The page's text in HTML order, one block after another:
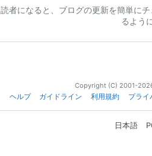
読者になると、ブログの更新を簡単に
るよう
Copyright (C) 2001-
ヘルプ
ガイドライン 利用規約 プライ
日本語